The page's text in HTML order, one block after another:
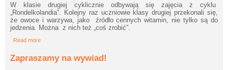
W klasie drugiej cyklicznie odbywają się zajęcia z cyklu
„Rondelkolandia”. Kolejny raz uczniowie klasy drugiej przekonali się,
że owoce i warzywa, jako
źródło cennych witamin, nie tylko są do
jedzenia. Można z nich też „coś zrobić”.
Read moreabout Rondelkolandii ciąg dalszy…
Zapraszamy na wywiad!